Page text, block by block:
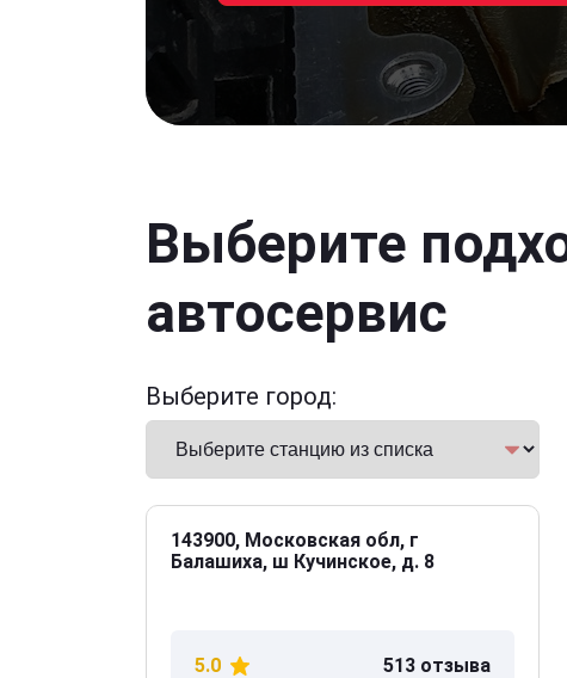
Выберите
автосервис
Выберите город:
143900, Московская обл, г
Балашиха, ш Кучинское, д. 8
5.0 513 отзыва